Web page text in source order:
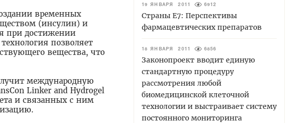
временных
(инсулин) и
при достижении
позволяет
вещества, что
международную
Linker and Hydrogel
и связанных с ним
19 ЯНВАРЯ 2011 6912
Страны E7: Перспективы
фармацевтических препаратов
18 ЯНВАРЯ 2011 6856
Законопроект вводит единую
стандартную процедуру
рассмотрения любой
биомедицинской клеточной
технологии и выстраивает систему
постоянного мониторинга